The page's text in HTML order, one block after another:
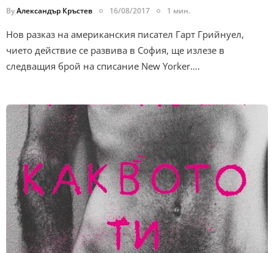
ByАлександър Кръстев 16/08/2017 1 мин.
Нов разказ на американския писател Гарт Грийнуел,
чието действие се развива в София, ще излезе в
следващия брой на списание New Yorker….